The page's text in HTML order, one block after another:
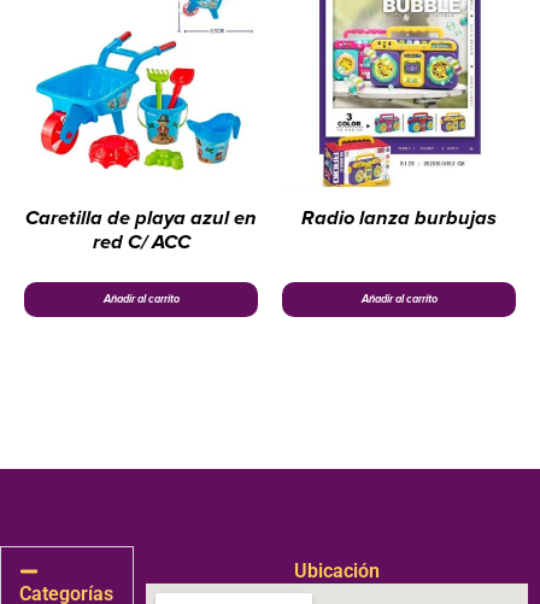
Caretilla de playa azul en
red C/ ACC
Añadir al carrito
Radio lanza burbujas
Añadir al carrito
Categorías
Ubicación